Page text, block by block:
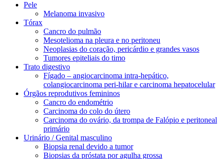
Pele
Melanoma invasivo
Tórax
Cancro do pulmão
Mesotelioma na pleura e no peritoneu
Neoplasias do coração, pericárdio e grandes vasos
Tumores epiteliais do timo
Trato digestivo
Fígado – angiocarcinoma intra-hepático,
colangiocarcinoma peri-hilar e carcinoma hepatocelular
Órgãos reprodutivos femininos
Cancro do endométrio
Carcinoma do colo do útero
Carcinoma do ovário, da trompa de Falópio e peritoneal
primário
Urinário / Genital masculino
Biopsia renal devido a tumor
Biopsias da próstata por agulha grossa